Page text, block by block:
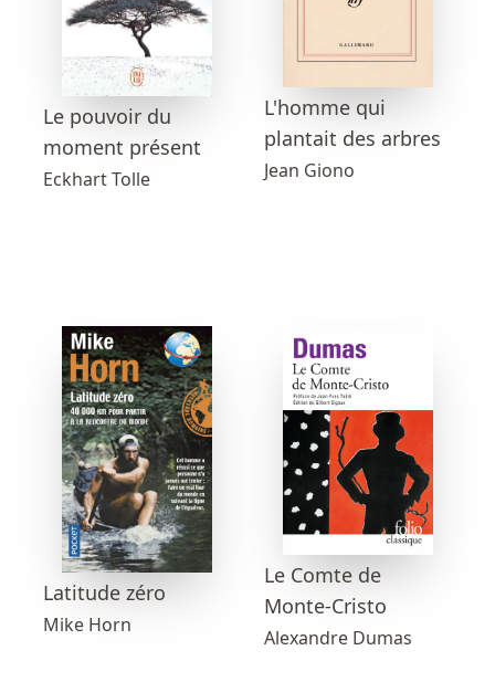
Le pouvoir du
moment présent
Eckhart Tolle
L'homme qui
plantait des arbres
Jean Giono
Latitude zéro
Mike Horn
Le Comte de
Monte-Cristo
Alexandre Dumas